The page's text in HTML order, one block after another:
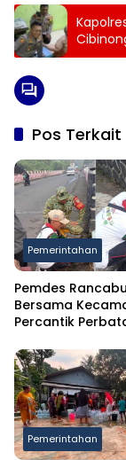
Pos Terkait
Pemerintahan
Pemdes
Bersama
Percantik
Putih Sambut
Pemerintahan